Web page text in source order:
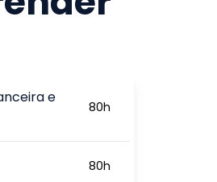
e
80h
80h